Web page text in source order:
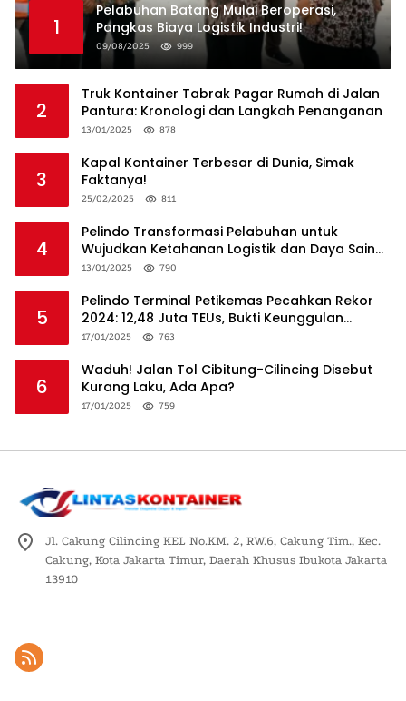
1
Pelabuhan Batang Mulai Beroperasi,
Pangkas Biaya Logistik Industri!
09/08/2025 999
2
Truk Kontainer Tabrak Pagar Rumah di Jalan
Pantura: Kronologi dan Langkah Penanganan
13/01/2025 878
3
Kapal Kontainer Terbesar di Dunia, Simak
Faktanya!
25/02/2025 811
4
Pelindo Transformasi Pelabuhan untuk
Wujudkan Ketahanan Logistik dan Daya Saing
Global
13/01/2025 790
5
Pelindo Terminal Petikemas Pecahkan Rekor
2024: 12,48 Juta TEUs, Bukti Keunggulan
Logistik Nasional
17/01/2025 763
6
Waduh! Jalan Tol Cibitung-Cilincing Disebut
Kurang Laku, Ada Apa?
17/01/2025 759
Jl. Cakung Cilincing KEL No.KM. 2, RW.6, Cakung Tim., Kec.
Cakung, Kota Jakarta Timur, Daerah Khusus Ibukota Jakarta
13910